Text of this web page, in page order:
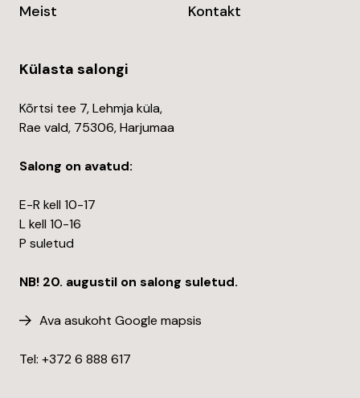
Meist Kontakt
Külasta salongi
Kõrtsi tee 7, Lehmja küla,
Rae vald, 75306, Harjumaa
Salong on avatud:
E-R kell 10-17
L kell 10-16
P suletud
NB! 20. augustil on salong suletud.
Ava asukoht Google mapsis
Tel: +372 6 888 617